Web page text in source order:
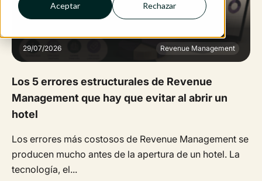
Aceptar Rechazar
29/07/2026 Revenue Management
Los 5 errores estructurales de Revenue
Management que hay que evitar al abrir un
hotel
Los errores más costosos de Revenue Management se
producen mucho antes de la apertura de un hotel. La
tecnología, el...